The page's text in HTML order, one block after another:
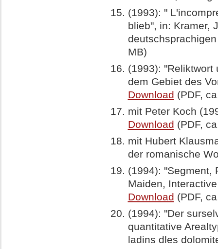
(1993): "
blieb", in: Kramer,
MB)
(1993):
dem Gebiet des
Download (PDF,
mit Peter Koch
Download (PDF,
mit Hubert
der romanische
(1994): "Segment,
Maiden,
Download (PDF,
(1994): "Der
quantitative
ladins dles